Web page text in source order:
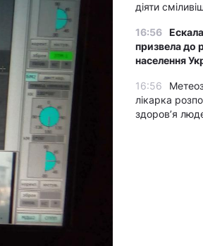
діяти
16:56
призвела до
населення
16:56
лікарка
здоров’я